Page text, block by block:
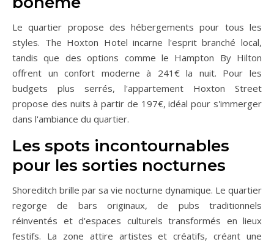
Le quartier propose des hébergements pour tous les
styles. The Hoxton Hotel incarne l'esprit branché local,
tandis que des options comme le Hampton By Hilton
offrent un confort moderne à 241€ la nuit. Pour les
budgets plus serrés, l'appartement Hoxton Street
propose des nuits à partir de 197€, idéal pour s'immerger
dans l'ambiance du quartier.
Les spots incontournables
pour les sorties nocturnes
Shoreditch brille par sa vie nocturne dynamique. Le quartier
regorge de bars originaux, de pubs traditionnels
réinventés et d'espaces culturels transformés en lieux
festifs. La zone attire artistes et créatifs, créant une